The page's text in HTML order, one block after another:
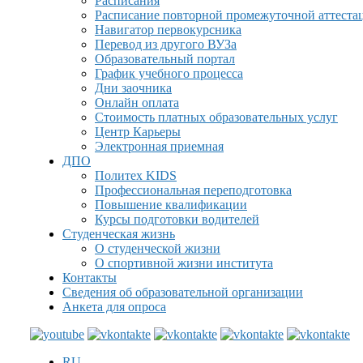
Расписание повторной промежуточной
Навигатор первокурсника
Перевод из другого ВУЗа
Образовательный портал
График учебного процесса
Дни заочника
Онлайн оплата
Стоимость платных образовательных услуг
Центр Карьеры
Электронная приемная
ДПО
Политех KIDS
Профессиональная переподготовка
Повышение квалификации
Курсы подготовки водителей
Студенческая жизнь
О студенческой жизни
О спортивной жизни института
Контакты
Сведения об образовательной организации
Анкета для опроса